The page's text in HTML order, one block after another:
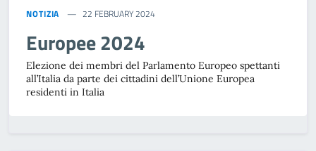
NOTIZIA 22 FEBRUARY 2024
Europee 2024
Elezione dei membri del Parlamento Europeo spettanti
all’Italia da parte dei cittadini dell’Unione Europea
residenti in Italia